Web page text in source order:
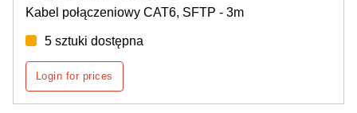
Kabel połączeniowy CAT6, SFTP - 3m
5 sztuki dostępna
Login for prices